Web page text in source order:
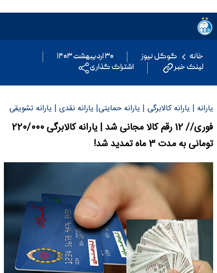
خانه گوگل نیوز
۳۰ اردیبهشت ۱۴۰۳
لینک خبر
اشتراک گذاری
یارانه | یارانه کالابرگی | یارانه حمایتی| یارانه نقدی | یارانه تشویقی
فوری// 12 رقم کالا مجانی شد | یارانه کالابرگی 220/000
تومانی به مدت 3 ماه تمدید شد!